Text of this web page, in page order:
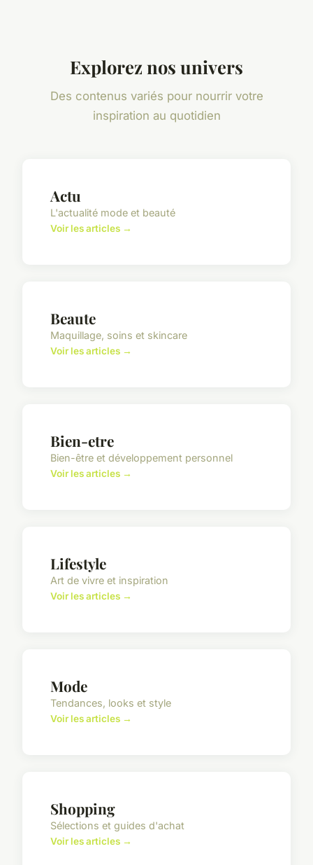
Explorez nos univers
Des contenus variés pour nourrir votre
inspiration au quotidien
Actu
L'actualité mode et beauté
Voir les articles →
Beaute
Maquillage, soins et skincare
Voir les articles →
Bien-etre
Bien-être et développement personnel
Voir les articles →
Lifestyle
Art de vivre et inspiration
Voir les articles →
Mode
Tendances, looks et style
Voir les articles →
Shopping
Sélections et guides d'achat
Voir les articles →